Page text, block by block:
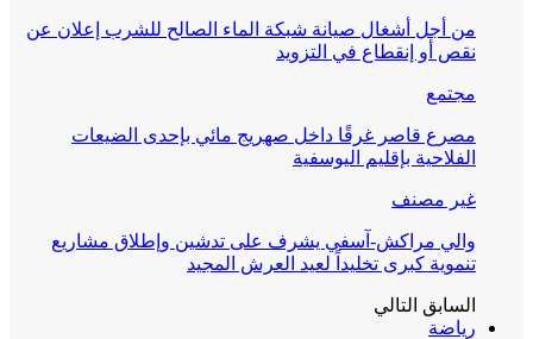
من أجل أشغال صيانة شبكة الماء الصالح للشرب إعلان عن
نقص أو إنقطاع في التزويد
مجتمع
مصرع قاصر غرقًا داخل صهريج مائي بإحدى الضيعات
الفلاحية بإقليم اليوسفية
غير مصنف
والي مراكش-آسفي يشرف على تدشين وإطلاق مشاريع
تنموية كبرى تخليداً لعيد العرش المجيد
السابق التالي
رياضة